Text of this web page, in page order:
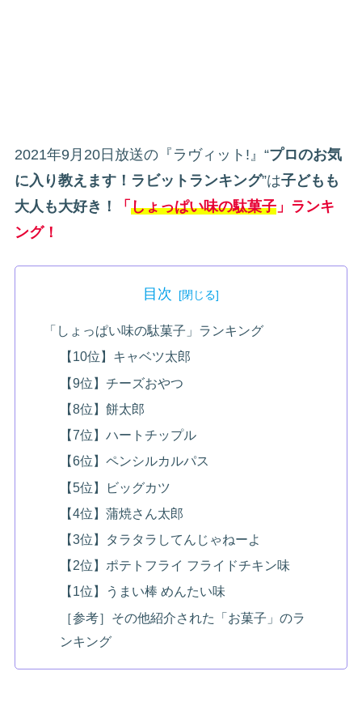
2021年9月20日放送の『ラヴィット!』“プロのお気
に入り教えます！ラビットランキング”は子どもも
大人も大好き！
「 しょっぱい味の駄菓子 」ランキ
ング！
目次
「しょっぱい味の駄菓子」ランキング
【10位】キャベツ太郎
【9位】チーズおやつ
【8位】餅太郎
【7位】ハートチップル
【6位】ペンシルカルパス
【5位】ビッグカツ
【4位】蒲焼さん太郎
【3位】タラタラしてんじゃねーよ
【2位】ポテトフライ フライドチキン味
【1位】うまい棒 めんたい味
［参考］その他紹介された「お菓子」のラ
ンキング